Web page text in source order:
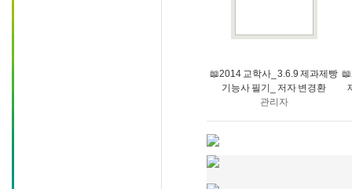
📖2014 교학사_ 3.6.9 제과제빵
기능사 필기_ 저자 변경환
관리자